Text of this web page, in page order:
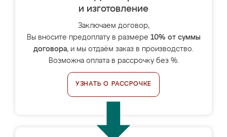
и изготовление
Заключаем договор,
Вы вносите предоплату в размере 10% от суммы
договора, и мы отдаём заказ в производство.
Возможна оплата в рассрочку без %.
УЗНАТЬ О РАССРОЧКЕ